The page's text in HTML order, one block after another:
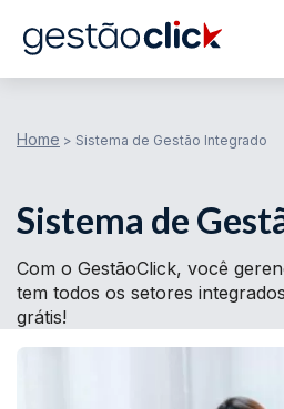
Home > Sistema de Gestão Integrado
Sistema de
Com o GestãoClick, você
tem todos os setores
grátis!